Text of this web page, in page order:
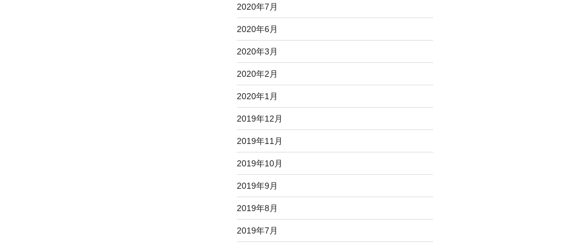
2020年7月
2020年6月
2020年3月
2020年2月
2020年1月
2019年12月
2019年11月
2019年10月
2019年9月
2019年8月
2019年7月